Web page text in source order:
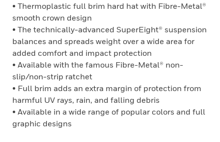
• Thermoplastic full brim hard hat with Fibre-Metal®
smooth crown design
• The technically-advanced SuperEight® suspension
balances and spreads weight over a wide area for
added comfort and impact protection
• Available with the famous Fibre-Metal® non-
slip/non-strip ratchet
• Full brim adds an extra margin of protection from
harmful UV rays, rain, and falling debris
• Available in a wide range of popular colors and full
graphic designs